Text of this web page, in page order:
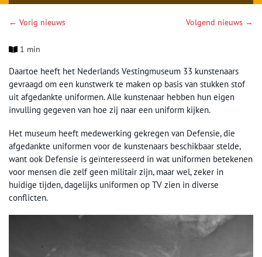
← Vorig nieuws Volgend nieuws →
1 min
Daartoe heeft het Nederlands Vestingmuseum 33 kunstenaars
gevraagd om een kunstwerk te maken op basis van stukken stof
uit afgedankte uniformen. Alle kunstenaar hebben hun eigen
invulling gegeven van hoe zij naar een uniform kijken.
Het museum heeft medewerking gekregen van Defensie, die
afgedankte uniformen voor de kunstenaars beschikbaar stelde,
want ook Defensie is geïnteresseerd in wat uniformen betekenen
voor mensen die zelf geen militair zijn, maar wel, zeker in
huidige tijden, dagelijks uniformen op TV zien in diverse
conflicten.